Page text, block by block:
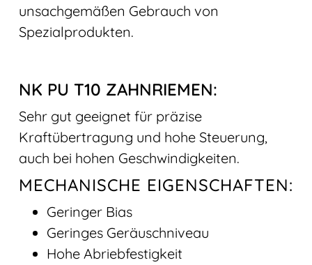
unsachgemäßen Gebrauch von
Spezialprodukten.
NK PU T10 ZAHNRIEMEN:
Sehr gut geeignet für präzise
Kraftübertragung und hohe Steuerung,
auch bei hohen Geschwindigkeiten.
MECHANISCHE EIGENSCHAFTEN:
Geringer Bias
Geringes Geräuschniveau
Hohe Abriebfestigkeit